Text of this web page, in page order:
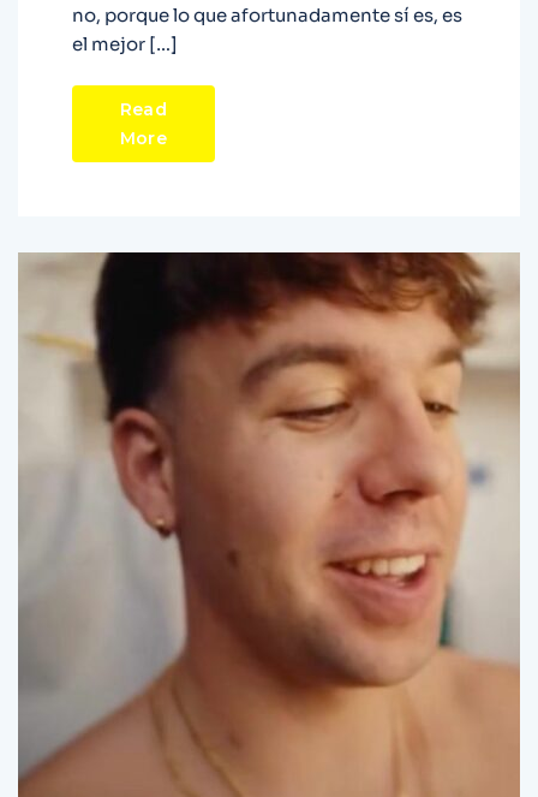
no, porque lo que afortunadamente sí es, es
el mejor […]
Read
More